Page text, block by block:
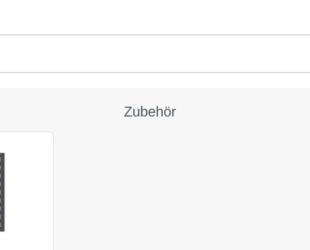
Zubehör